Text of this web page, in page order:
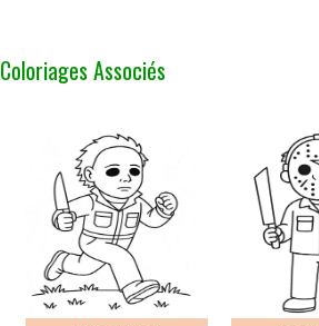
Coloriages Associés